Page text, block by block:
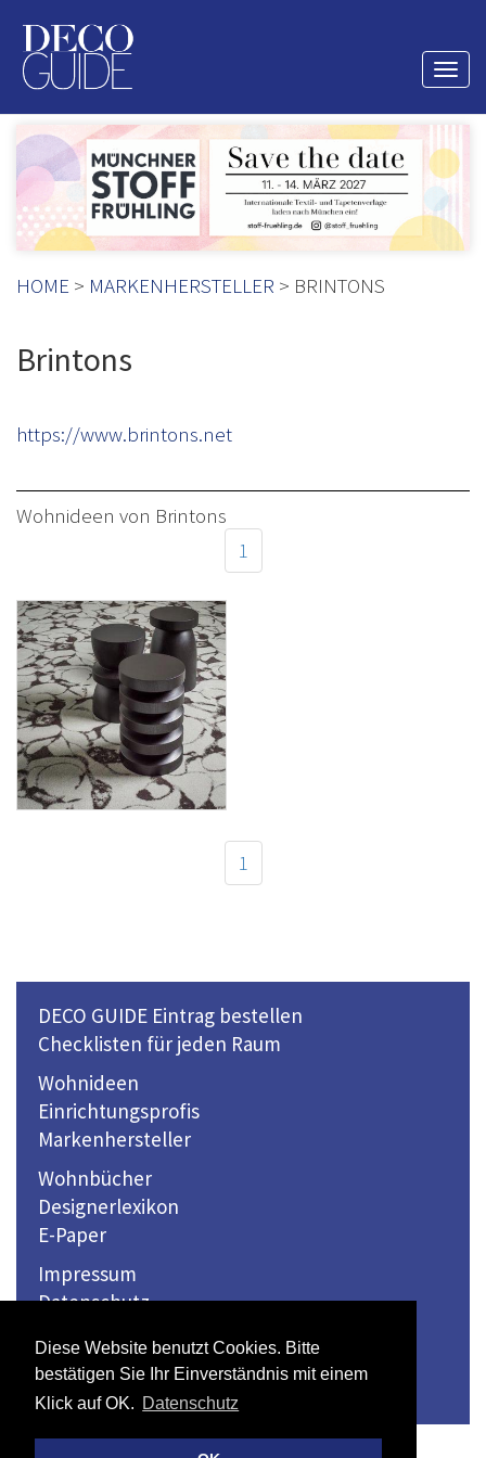
Diese Website benutzt Cookies. Bitte
bestätigen Sie Ihr Einverständnis mit einem
Klick auf OK. Datenschutz
HOME > MARKENHERSTELLER > BRINTONS
Brintons
https://www.brintons.net
Wohnideen von Brintons
1
Teppichbodenkollektion
KELLY HOPPEN von
Brintons
1
DECO GUIDE Eintrag bestellen
Checklisten für jeden Raum
Wohnideen
Einrichtungsprofis
Markenhersteller
Wohnbücher
Designerlexikon
E-Paper
Impressum
Datenschutz
© 2026 Winkler Medien Verlag GmbH